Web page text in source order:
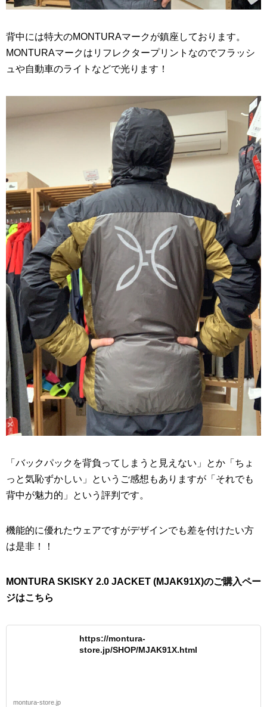
背中には特大のMONTURAマークが鎮座しております。
MONTURAマークはリフレクタープリントなのでフラッシ
ュや自動車のライトなどで光ります！
「バックパックを背負ってしまうと見えない」とか「ちょ
っと気恥ずかしい」というご感想もありますが「それでも
背中が魅力的」という評判です。
機能的に優れたウェアですがデザインでも差を付けたい方
は是非！！
MONTURA SKISKY 2.0 JACKET (MJAK91X)のご購入ペー
ジはこちら
https://montura-
store.jp/SHOP/MJAK91X.html
montura-store.jp